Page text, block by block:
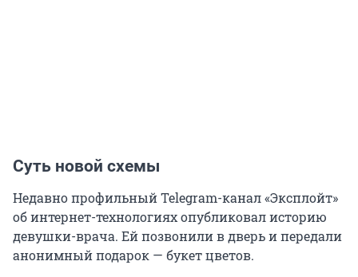
Суть новой схемы
Недавно профильный Telegram-канал «Эксплойт»
об интернет-технологиях опубликовал историю
девушки-врача. Ей позвонили в дверь и передали
анонимный подарок — букет цветов.